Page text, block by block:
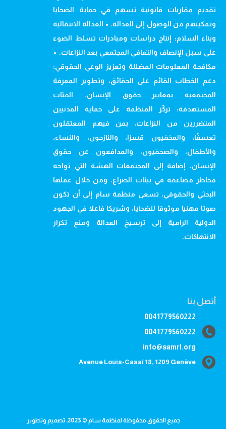
تقديم مقاربات قانونية تسهم في حماية الضحايا
وتمكينهم من الوصول إلى العدالة. • العدالة الانتقالية
وبناء السلام: إنتاج دراسات ومبادرات تسلط الضوء
على سبل الإنصاف والتعافي المجتمعي بعد النزاعات. •
مكافحة المعلومات المضللة وتعزيز الوعي الحقوقي:
دعم الخطاب القائم على الحقائق، وتطوير المعرفة
المجتمعية بمعايير حقوق الإنسان. الفئات
المستهدفة: تركّز المنظمة على حماية المدنيين
المتضررين من النزاعات، بمن فيهم المعتقلون
تعسفًا، والمخفيون قسرًا، والنازحون، والنساء،
والأطفال، والصحفيون، والمدافعون عن حقوق
الإنسان، إضافة إلى المجتمعات الهشة التي تواجه
مخاطر مضاعفة في بيئات الصراع. ومن خلال عملها
البحثي والحقوقي، تسعى منظمة سام إلى أن تكون
صوتا مهنيا موثوقا للضحايا، وشريكا فاعلا في الجهود
الدولية الرامية إلى ترسيخ العدالة ومنع تكرار
الانتهاكات.
أتصل بنا
0041779560222
0041779560222
info@samrl.org
Avenue Louis-Casaï 18, 1209 Genève
جميع الحقوق محفوظة لمنظمة سام © 2023، تصميم وتطوير